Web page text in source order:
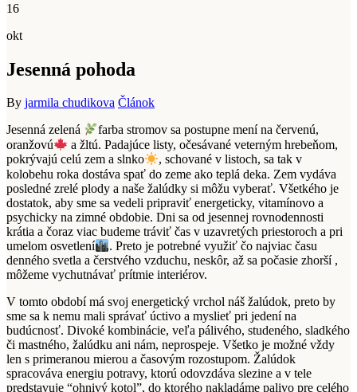
16
okt
Jesenná pohoda
By jarmila chudikova Článok
Jesenná zelená
farba stromov sa postupne mení na červenú,
oranžovú
a žltú. Padajúce listy, očesávané veterným hrebeňom,
pokrývajú celú zem a slnko
, schované v listoch, sa tak v
kolobehu roka dostáva spať do zeme ako teplá deka. Zem vydáva
posledné zrelé plody a naše žalúdky si môžu vyberať. Všetkého je
dostatok, aby sme sa vedeli pripraviť energeticky, vitamínovo a
psychicky na zimné obdobie. Dni sa od jesennej rovnodennosti
krátia a čoraz viac budeme tráviť čas v uzavretých priestoroch a pri
umelom osvetlení
. Preto je potrebné využiť čo najviac času
denného svetla a čerstvého vzduchu, neskôr, až sa počasie zhorší ,
môžeme vychutnávať prítmie interiérov.
V tomto období má svoj energetický vrchol náš žalúdok, preto by
sme sa k nemu mali správať úctivo a myslieť pri jedení na
budúcnosť. Divoké kombinácie, veľa pálivého, studeného, sladkého
či mastného, žalúdku ani nám, neprospeje. Všetko je možné vždy
len s primeranou mierou a časovým rozostupom. Žalúdok
spracováva energiu potravy, ktorú odovzdáva slezine a v tele
predstavuje “ohnivý kotol”, do ktorého nakladáme palivo pre celého